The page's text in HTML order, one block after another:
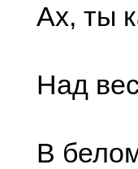
Ах, ты
Над
В